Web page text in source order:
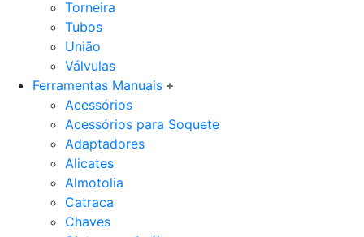
Torneira
Tubos
União
Válvulas
Ferramentas Manuais
Acessórios
Acessórios para Soquete
Adaptadores
Alicates
Almotolia
Catraca
Chaves